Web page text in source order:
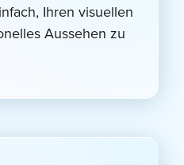
Ihren visuellen
Aussehen zu